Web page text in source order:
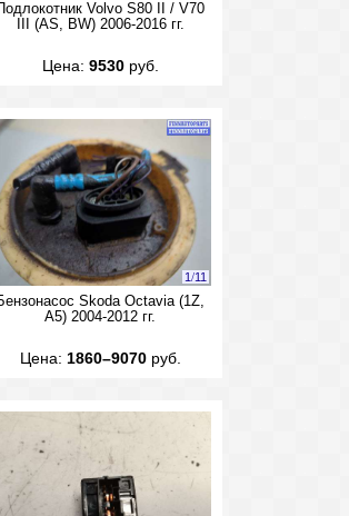
Подлокотник Volvo S80 II / V70
III (AS, BW) 2006-2016 гг.
Цена: 9530руб.
1/11
Skoda Octavia (1Z,
A5) 2004-2012 гг.
Цена: 1860–9070руб.